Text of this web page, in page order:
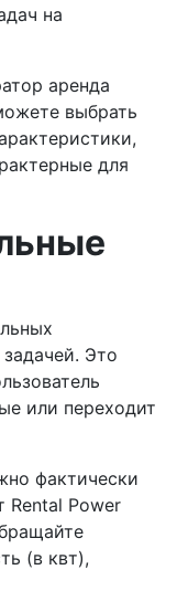
на
аренда
выбрать
для
Это
или переходит
фактически
Rental Power
(в квт),